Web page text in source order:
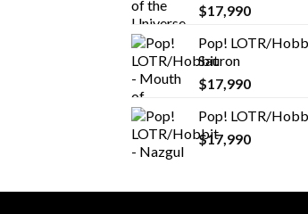
$17,990
Pop! LOTR/
Sauron
$17,990
Pop! LOTR/
$17,990